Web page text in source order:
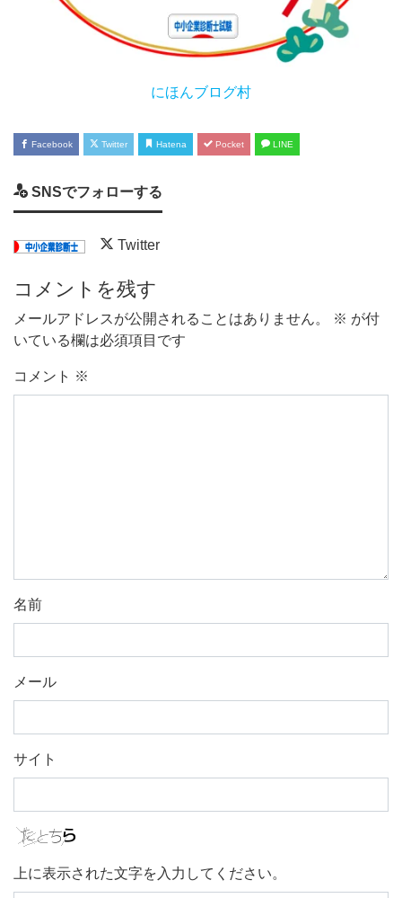
にほんブログ村
Facebook Twitter Hatena Pocket LINE
SNSでフォローする
Twitter
コメントを残す
メールアドレスが公開されることはありません。 ※ が付
いている欄は必須項目です
コメント ※
名前
メール
サイト
上に表示された文字を入力してください。